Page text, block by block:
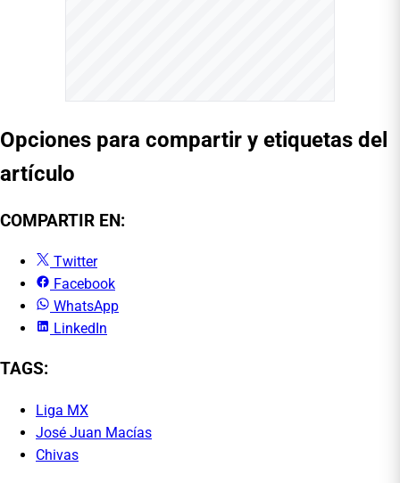
Opciones para compartir y etiquetas del
artículo
COMPARTIR EN:
Twitter
Facebook
WhatsApp
LinkedIn
TAGS:
Liga MX
José Juan Macías
Chivas